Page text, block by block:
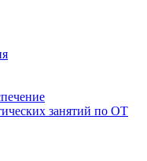
занятий по ОТ